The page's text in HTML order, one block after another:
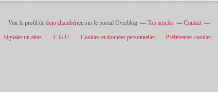
Voir le profil de dojo chambériensur le portail Overblog Top articles Contact
Signaler un abus C.G.U. Cookies et données personnelles Préférences cookies